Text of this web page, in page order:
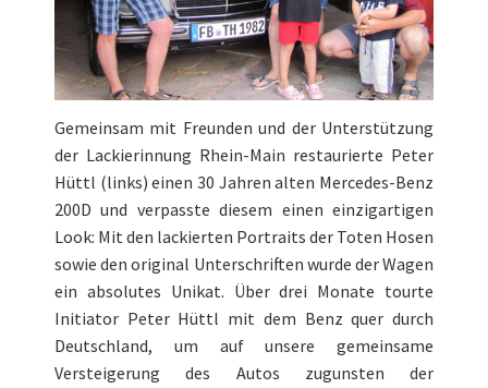
Gemeinsam mit Freunden und der Unterstützung
der Lackierinnung Rhein-Main restaurierte Peter
Hüttl (links) einen 30 Jahren alten Mercedes-Benz
200D und verpasste diesem einen einzigartigen
Look: Mit den lackierten Portraits der Toten Hosen
sowie den original Unterschriften wurde der Wagen
ein absolutes Unikat. Über drei Monate tourte
Initiator Peter Hüttl mit dem Benz quer durch
Deutschland, um auf unsere gemeinsame
Versteigerung des Autos zugunsten der